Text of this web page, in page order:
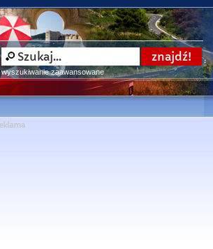
wyszukiwanie zaawansowane